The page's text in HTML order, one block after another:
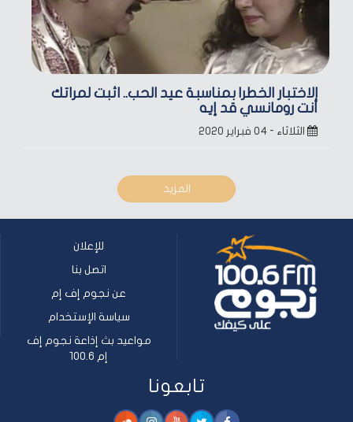
الاختبار الخطر| بمناسبة عيد الحب.. اثبت لمراتك
أنت رومانسي قد إيه
الثلاثاء - ٠٤ فبراير ٢٠٢٠
المزيد
للإعلان
اتصل بنا
عن نجوم إف إم
سياسة الإستخدام
مواعيد بث إذاعة نجوم إف
إم 100.6
تابعونا